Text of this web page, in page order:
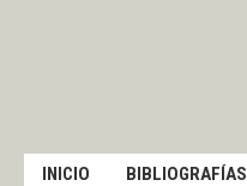
INICIO BIBLIOGRAFÍAS